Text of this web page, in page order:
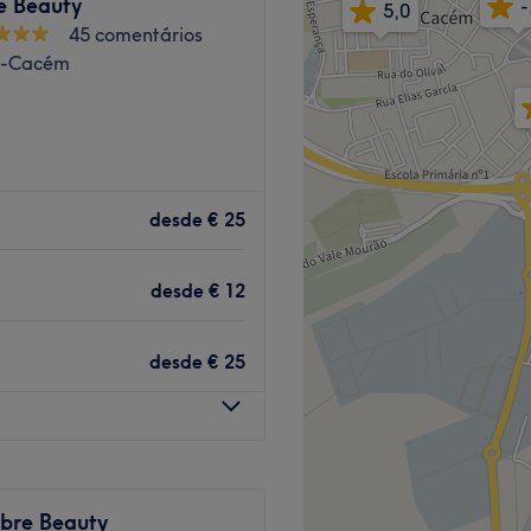
em Agualva-Cacém.
te deixam na rua do
capacitados e
uma experiência
45 comentários
Cacém
desde € 25
desde € 12
desde € 25
Beauty
5,0